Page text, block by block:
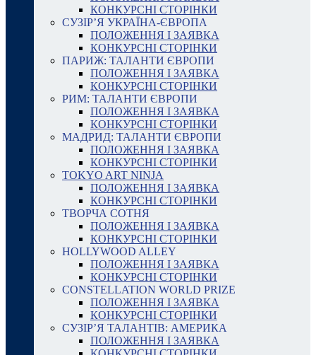
КОНКУРСНІ СТОРІНКИ
СУЗІР’Я УКРАЇНА-ЄВРОПА
ПОЛОЖЕННЯ І ЗАЯВКА
КОНКУРСНІ СТОРІНКИ
ПАРИЖ: ТАЛАНТИ ЄВРОПИ
ПОЛОЖЕННЯ І ЗАЯВКА
КОНКУРСНІ СТОРІНКИ
РИМ: ТАЛАНТИ ЄВРОПИ
ПОЛОЖЕННЯ І ЗАЯВКА
КОНКУРСНІ СТОРІНКИ
МАДРИД: ТАЛАНТИ ЄВРОПИ
ПОЛОЖЕННЯ І ЗАЯВКА
КОНКУРСНІ СТОРІНКИ
TOKYO ART NINJA
ПОЛОЖЕННЯ І ЗАЯВКА
КОНКУРСНІ СТОРІНКИ
ТВОРЧА СОТНЯ
ПОЛОЖЕННЯ І ЗАЯВКА
КОНКУРСНІ СТОРІНКИ
HOLLYWOOD ALLEY
ПОЛОЖЕННЯ І ЗАЯВКА
КОНКУРСНІ СТОРІНКИ
CONSTELLATION WORLD PRIZE
ПОЛОЖЕННЯ І ЗАЯВКА
КОНКУРСНІ СТОРІНКИ
СУЗІР’Я ТАЛАНТІВ: АМЕРИКА
ПОЛОЖЕННЯ І ЗАЯВКА